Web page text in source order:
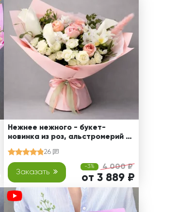
Нежнее нежного - букет-
новинка из роз, альстромерий и
26
Заказать
-3% 4 000 ₽
от 3 889 ₽